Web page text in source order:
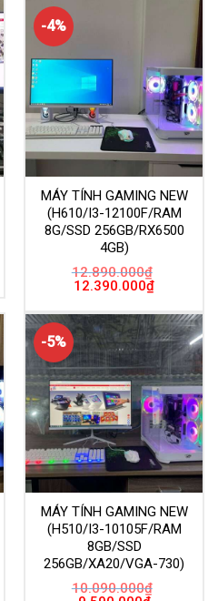
-4%
MÁY TÍNH GAMING NEW
(H610/I3-12100F/RAM
8G/SSD 256GB/RX6500
4GB)
12.890.000₫
Giá
12.890.000₫.
12.390.000₫Giá
là:
-5%
MÁY TÍNH GAMING NEW
(H510/I3-10105F/RAM
8GB/SSD
256GB/XA20/VGA-730)
10.090.000₫